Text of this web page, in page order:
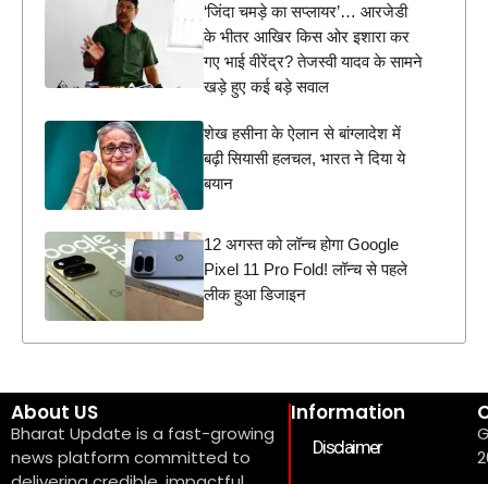
‘जिंदा चमड़े का सप्लायर’… आरजेडी
के भीतर आखिर किस ओर इशारा कर
गए भाई वीरेंद्र? तेजस्वी यादव के सामने
खड़े हुए कई बड़े सवाल
शेख हसीना के ऐलान से बांग्लादेश में
बढ़ी सियासी हलचल, भारत ने दिया ये
बयान
12 अगस्त को लॉन्च होगा Google
Pixel 11 Pro Fold! लॉन्च से पहले
लीक हुआ डिजाइन
About US
Bharat Update is a fast-growing
news platform committed to
Information
Disclaimer